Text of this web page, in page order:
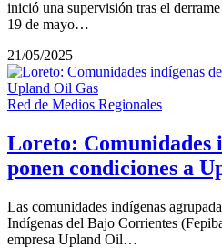
inició una supervisión tras el
19 de mayo…
21/05/2025
Red de Medios Regionales
Loreto: Comunidades
ponen condiciones a
Las comunidades indígenas
Indígenas del Bajo Corrientes
empresa Upland Oil…